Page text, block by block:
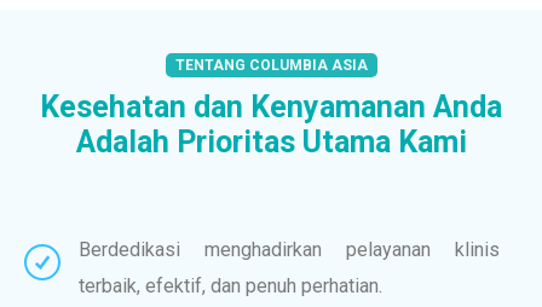
TENTANG COLUMBIA ASIA
Kesehatan dan Kenyamanan Anda
Adalah Prioritas Utama Kami
Berdedikasi menghadirkan pelayanan klinis
terbaik, efektif, dan penuh perhatian.